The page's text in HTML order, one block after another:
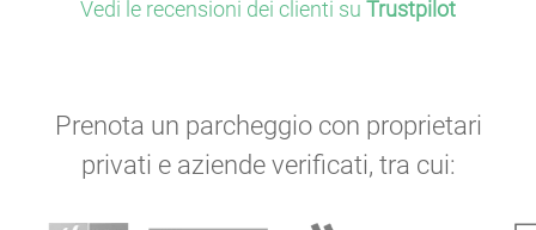
Vedi le recensioni dei clienti su Trustpilot
Prenota un parcheggio con proprietari
privati e aziende verificati, tra cui: